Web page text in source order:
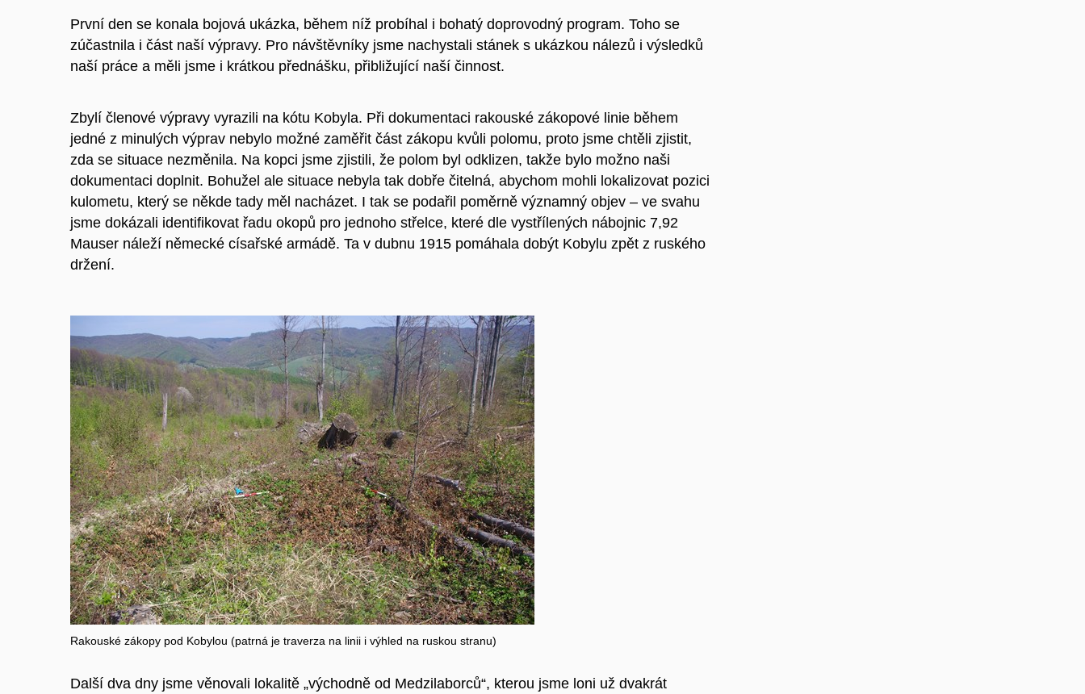
První den se konala bojová ukázka, během níž probíhal i bohatý doprovodný program. Toho se
zúčastnila i část naší výpravy. Pro návštěvníky jsme nachystali stánek s ukázkou nálezů i výsledků
naší práce a měli jsme i krátkou přednášku, přibližující naší činnost.
Zbylí členové výpravy vyrazili na kótu Kobyla. Při dokumentaci rakouské zákopové linie během
jedné z minulých výprav nebylo možné zaměřit část zákopu kvůli polomu, proto jsme chtěli zjistit,
zda se situace nezměnila. Na kopci jsme zjistili, že polom byl odklizen, takže bylo možno naši
dokumentaci doplnit. Bohužel ale situace nebyla tak dobře čitelná, abychom mohli lokalizovat pozici
kulometu, který se někde tady měl nacházet. I tak se podařil poměrně významný objev – ve svahu
jsme dokázali identifikovat řadu okopů pro jednoho střelce, které dle vystřílených nábojnic 7,92
Mauser náleží německé císařské armádě. Ta v dubnu 1915 pomáhala dobýt Kobylu zpět z ruského
držení.
Rakouské zákopy pod Kobylou (patrná je traverza na linii i výhled na ruskou stranu)
Další dva dny jsme věnovali lokalitě „východně od Medzilaborců“, kterou jsme loni už dvakrát